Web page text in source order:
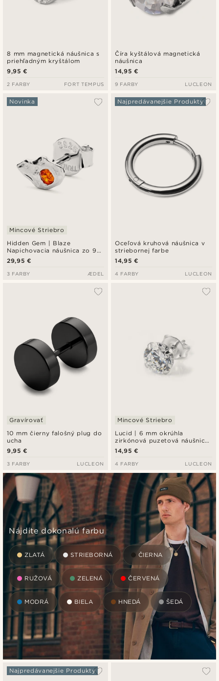
8 mm magnetická náušnica s
priehľadným kryštálom
9,95 €
2 FARBY FORT TEMPUS
Číra kyštálová magnetická
náušnica
14,95 €
9 FARBY LUCLEON
Hidden Gem | Blaze
Napichovacia náušnica zo 925
sterlingového striebra
Novinka
Mincové Striebro
29,95 €
3 FARBY ÆDEL
Oceľová kruhová náušnica v
striebornej farbe
Najpredávanejšie Produkty
14,95 €
4 FARBY LUCLEON
10 mm čierny falošný plug do
ucha
Gravírovať
9,95 €
3 FARBY LUCLEON
Lucid | 6 mm okrúhla
zirkónová puzetová náušnica
z mincového striebra 925
Mincové Striebro
14,95 €
4 FARBY LUCLEON
Najpredávanejšie Produkty
Nájdite dokonalú farbu
ZLATÁ STRIEBORNÁ ČIERNA
RUŽOVÁ ZELENÁ ČERVENÁ
MODRÁ BIELA HNEDÁ ŠEDÁ